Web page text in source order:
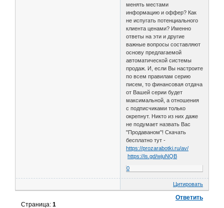
менять местами
информацию и оффер? Как
не испугать потенциального
клиента ценами? Именно
ответы на эти и другие
важные вопросы составляют
основу предлагаемой
автоматической системы
продаж. И, если Вы настроите
по всем правилам серию
писем, то финансовая отдача
от Вашей серии будет
максимальной, а отношения
с подписчиками только
окрепнут. Никто из них даже
не подумает назвать Вас
"Продаваном"! Скачать
бесплатно тут -
https://prozarabotki.ru/av/
https://is.gd/wjuNQB
0
Цитировать
Ответить
Страница:1